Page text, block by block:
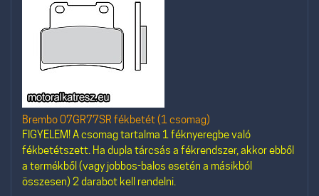
Brembo 07GR77SR fékbetét (1 csomag)
FIGYELEM! A csomag tartalma 1 féknyeregbe való
fékbetétszett. Ha dupla tárcsás a fékrendszer, akkor ebből
a termékből (vagy jobbos-balos esetén a másikból
összesen) 2 darabot kell rendelni.